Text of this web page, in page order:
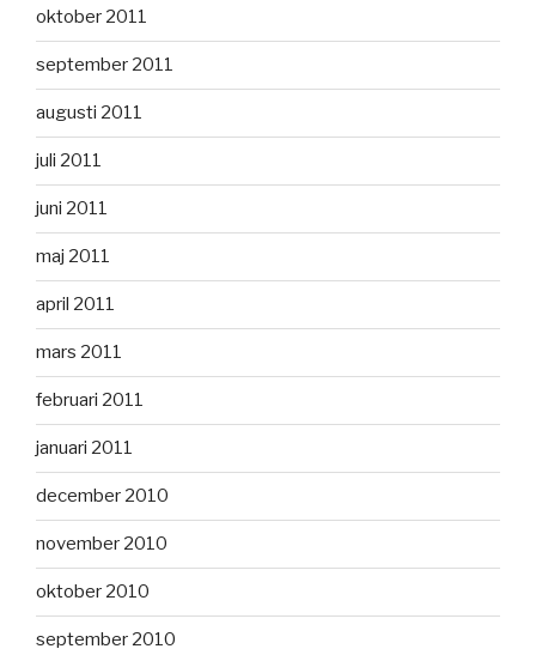
oktober 2011
september 2011
augusti 2011
juli 2011
juni 2011
maj 2011
april 2011
mars 2011
februari 2011
januari 2011
december 2010
november 2010
oktober 2010
september 2010